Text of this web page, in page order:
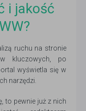
i jakość
ruchu na stronie
kluczowych, po
wyświetla się w
narzędzi.
to pewnie już z nich